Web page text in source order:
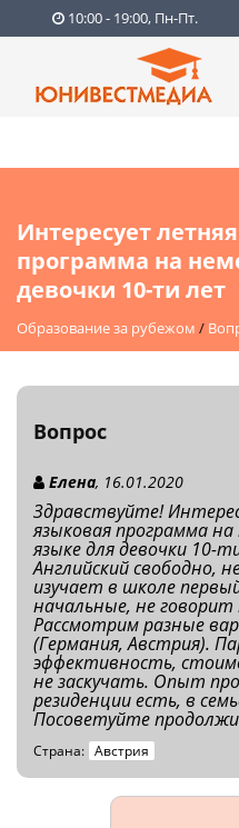
10:00 - 19:00, Пн-Пт.
Интересует
программа на
девочки 10-ти лет
Образование за рубежом /
Вопрос
Елена, 16.01.2020
Здравствуйте!
языковая программа
языке для девочки 10-
Английский свободно,
изучает в школе
начальные, не говорит
Рассмотрим разные
(Германия, Австрия).
эффективность,
не заскучать. Опыт
резиденции есть, в
Посоветуйте
Страна: Австрия